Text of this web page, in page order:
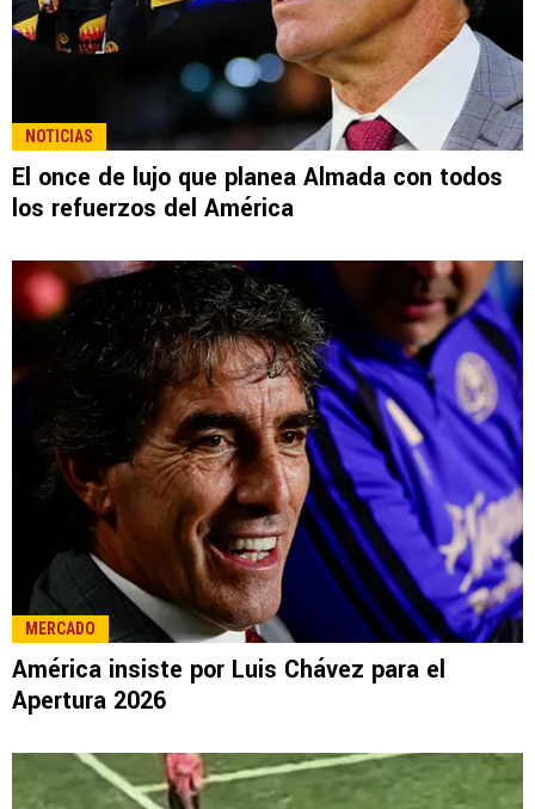
NOTICIAS
El once de lujo que planea Almada con todos
los refuerzos del América
MERCADO
América insiste por Luis Chávez para el
Apertura 2026